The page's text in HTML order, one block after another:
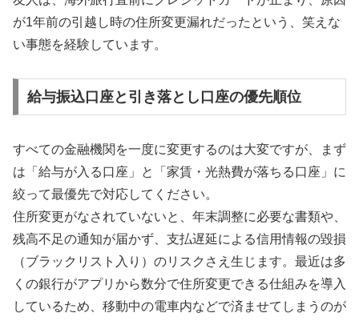
が1年前の引越し時の住所変更漏れだったという、笑えな
い事態を経験しています。
給与振込口座と引き落とし口座の優先順位
すべての金融機関を一度に変更するのは大変ですが、まず
は「給与が入る口座」と「家賃・光熱費が落ちる口座」に
絞って最優先で対応してください。
住所変更がなされていないと、年末調整に必要な書類や、
残高不足の通知が届かず、支払遅延による信用情報の毀損
（ブラックリスト入り）のリスクさえ生じます。最近は多
くの銀行がアプリから数分で住所変更できる仕組みを導入
しているため、移動中の電車内などで済ませてしまうのが